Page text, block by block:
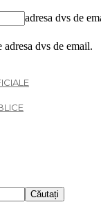
adresa dvs de
dvs de email.